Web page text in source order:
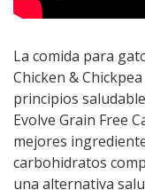
La comida para
Chicken &
principios
Evolve Grain Free
mejores
carbohidratos
una alternativa